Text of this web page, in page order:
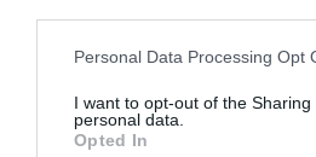
Personal Data Processing Opt
I want to opt-out of the Sharing
personal data.
Opted In
- je bil prvič na ogled.
Razstavljena napredna
vključevala obveščevalno
opremo brez posadke,